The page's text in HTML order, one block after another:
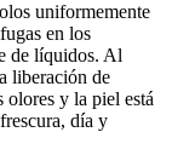
uniformemente
en los
de líquidos. Al
liberación de
olores y la piel está
día y